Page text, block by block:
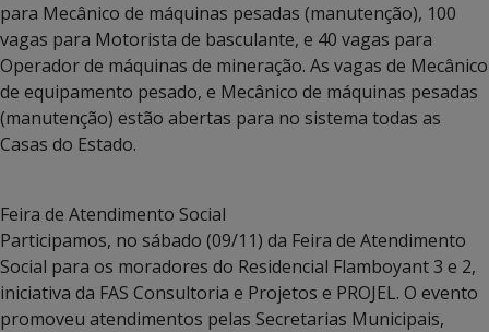
para Mecânico de máquinas pesadas (manutenção), 100
vagas para Motorista de basculante, e 40 vagas para
Operador de máquinas de mineração. As vagas de Mecânico
de equipamento pesado, e Mecânico de máquinas pesadas
(manutenção) estão abertas para no sistema todas as
Casas do Estado.
Feira de Atendimento Social
Participamos, no sábado (09/11) da Feira de Atendimento
Social para os moradores do Residencial Flamboyant 3 e 2,
iniciativa da FAS Consultoria e Projetos e PROJEL. O evento
promoveu atendimentos pelas Secretarias Municipais,